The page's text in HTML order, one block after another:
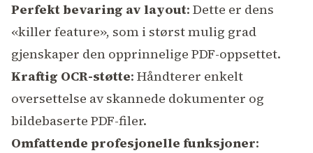
Perfekt bevaring av layout: Dette er dens
«killer feature», som i størst mulig grad
gjenskaper den opprinnelige PDF-oppsettet.
Kraftig OCR-støtte: Håndterer enkelt
oversettelse av skannede dokumenter og
bildebaserte PDF-filer.
Omfattende profesjonelle funksjoner: